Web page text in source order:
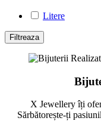
Litere
Filtreaza
X Jewellery îți
Sărbătorește-ți